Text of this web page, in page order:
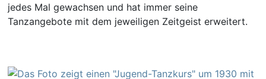
jedes Mal gewachsen und hat immer seine
Tanzangebote mit dem jeweiligen Zeitgeist erweitert.